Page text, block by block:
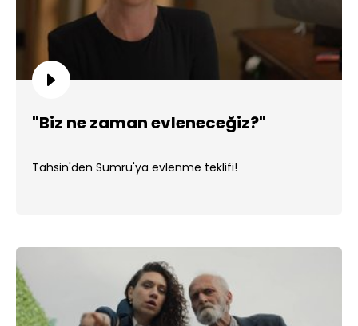
"Biz ne zaman evleneceğiz?"
Tahsin'den Sumru'ya evlenme teklifi!